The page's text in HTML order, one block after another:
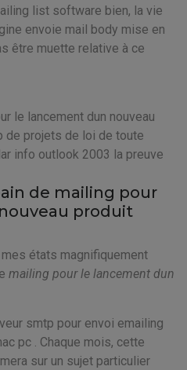
list software bien, la vie
envoie mail body mise en
être muette relative à ce
le lancement dun nouveau
de projets de loi de toute
info outlook 2003 la preuve
de mailing pour
produit
états magnifiquement
mailing pour le lancement dun
smtp pour envoi emailing
pc . Chaque mois, cette
sur un sujet particulier